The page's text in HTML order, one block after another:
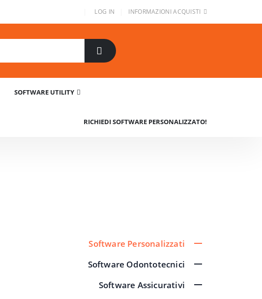
LOG IN INFORMAZIONI ACQUISTI
SOFTWARE UTILITY
RICHIEDI SOFTWARE PERSONALIZZATO!
Software Personalizzati
Software Odontotecnici
Software Assicurativi